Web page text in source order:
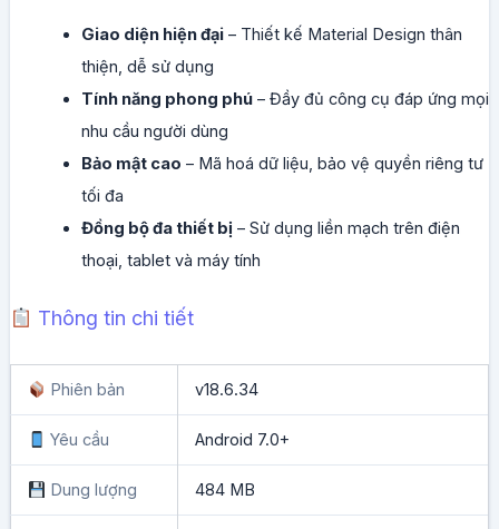
Giao diện hiện đại– Thiết kế Material Design thân
thiện, dễ sử dụng
Tính năng phong phú– Đầy đủ công cụ đáp ứng mọi
nhu cầu người dùng
Bảo mật cao – Mã hoá dữ liệu, bảo vệ quyền riêng tư
tối đa
Đồng bộ đa thiết bị – Sử dụng liền mạch trên điện
thoại, tablet và máy tính
Thông tin chi tiết
Phiên bản v18.6.34
Yêu cầu Android 7.0+
Dung lượng 484 MB